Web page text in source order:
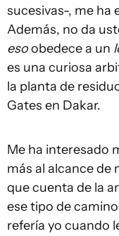
sucesivas-, me ha
Además, no da
esoobedece a un
es una curiosa
la planta de
Gates en Dakar.
Me ha interesado
más al alcance de
que cuenta de la
ese tipo de
refería yo cuando